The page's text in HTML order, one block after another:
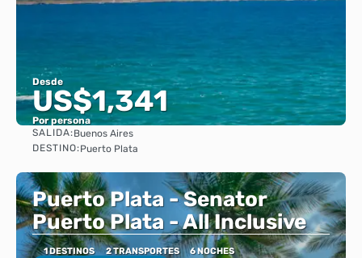
Desde
US$1,341
Por persona
SALIDA:Buenos Aires
DESTINO:Puerto Plata
Puerto Plata - Senator
Puerto Plata - All Inclusive
1 DESTINOS 2 TRANSPORTES 6 NOCHES